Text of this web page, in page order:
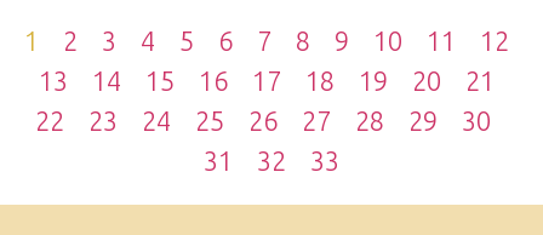
1 2 3 4 5 6 7 8 9 10 11
12
13
14 15 16 17 18 19 20
21
22
23 24 25 26 27 28 29
30
31
32 33